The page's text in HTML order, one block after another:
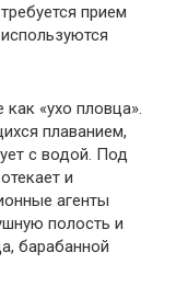
прием
«ухо пловца».
плаванием,
с водой. Под
и
агенты
полость и
барабанной